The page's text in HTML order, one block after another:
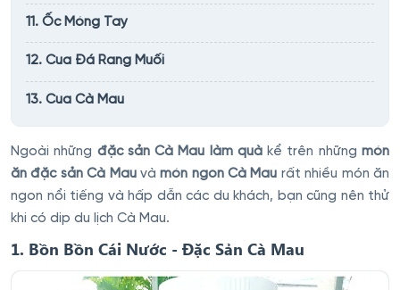
11. Ốc Móng Tay
12. Cua Đá Rang Muối
13. Cua Cà Mau
Ngoài những đặc sản Cà Mau làm quàkể trên nhữngmón
ăn đặc sản Cà Mauvàmón ngon Cà Mau rất nhiều món ăn
ngon nổi tiếng và hấp dẫn các du khách, bạn cũng nên thử
khi có dip du lịch Cà Mau.
1. Bồn Bồn Cái Nước - Đặc Sản Cà Mau